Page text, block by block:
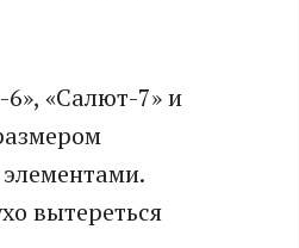
«Салют-7» и
вытереться